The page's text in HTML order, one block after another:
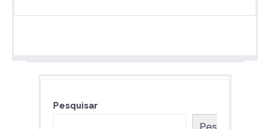
Pesquisar
Pesquisar